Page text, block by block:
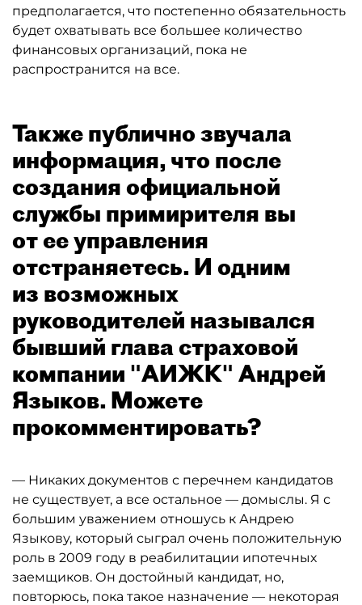
предполагается, что постепенно обязательность
будет охватывать все большее количество
финансовых организаций, пока не
распространится на все.
Также публично звучала
информация, что после
создания официальной
службы примирителя вы
от ее управления
отстраняетесь. И одним
из возможных
руководителей назывался
бывший глава страховой
компании "АИЖК" Андрей
Языков. Можете
прокомментировать?
— Никаких документов с перечнем кандидатов
не существует, а все остальное — домыслы. Я с
большим уважением отношусь к Андрею
Языкову, который сыграл очень положительную
роль в 2009 году в реабилитации ипотечных
заемщиков. Он достойный кандидат, но,
повторюсь, пока такое назначение — некоторая